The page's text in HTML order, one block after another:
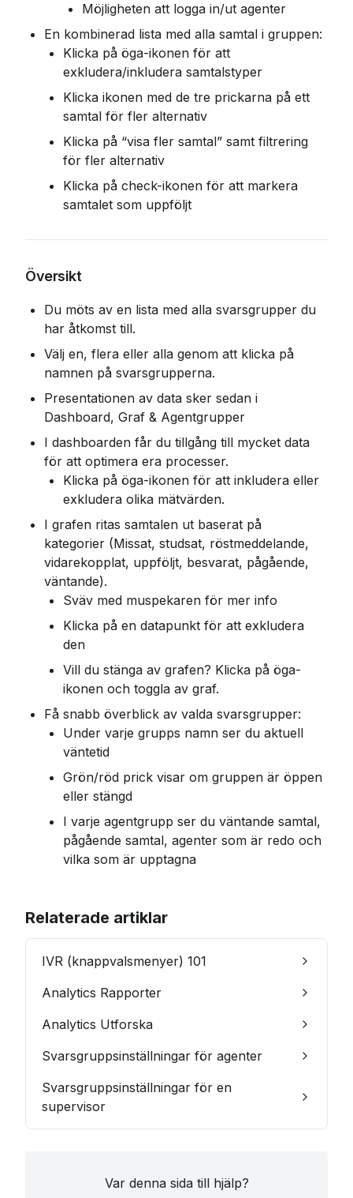
Möjligheten att logga in/ut agenter
En kombinerad lista med alla samtal i gruppen:
Klicka på öga-ikonen för att
exkludera/inkludera samtalstyper
Klicka ikonen med de tre prickarna på ett
samtal för fler alternativ
Klicka på “visa fler samtal” samt filtrering
för fler alternativ
Klicka på check-ikonen för att markera
samtalet som uppföljt
Översikt
Du möts av en lista med alla svarsgrupper du
har åtkomst till.
Välj en, flera eller alla genom att klicka på
namnen på svarsgrupperna.
Presentationen av data sker sedan i
Dashboard, Graf & Agentgrupper
I dashboarden får du tillgång till mycket data
för att optimera era processer.
Klicka på öga-ikonen för att inkludera eller
exkludera olika mätvärden.
I grafen ritas samtalen ut baserat på
kategorier (Missat, studsat, röstmeddelande,
vidarekopplat, uppföljt, besvarat, pågående,
väntande).
Sväv med muspekaren för mer info
Klicka på en datapunkt för att exkludera
den
Vill du stänga av grafen? Klicka på öga-
ikonen och toggla av graf.
Få snabb överblick av valda svarsgrupper:
Under varje grupps namn ser du aktuell
väntetid
Grön/röd prick visar om gruppen är öppen
eller stängd
I varje agentgrupp ser du väntande samtal,
pågående samtal, agenter som är redo och
vilka som är upptagna
Relaterade artiklar
IVR (knappvalsmenyer) 101
Analytics Rapporter
Analytics Utforska
Svarsgruppsinställningar för agenter
Svarsgruppsinställningar för en
supervisor
Var denna sida till hjälp?